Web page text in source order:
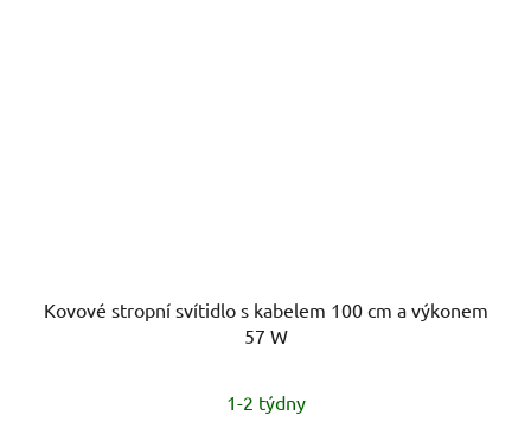
Kovové stropní svítidlo s kabelem 100 cm a výkonem
57 W
1-2 týdny